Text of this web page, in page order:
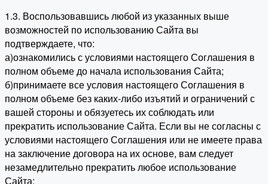
1.3. Воспользовавшись любой из указанных выше
возможностей по использованию Сайта вы
подтверждаете, что:
а)ознакомились с условиями настоящего Соглашения в
полном объеме до начала использования Сайта;
б)принимаете все условия настоящего Соглашения в
полном объеме без каких-либо изъятий и ограничений с
вашей стороны и обязуетесь их соблюдать или
прекратить использование Сайта. Если вы не согласны с
условиями настоящего Соглашения или не имеете права
на заключение договора на их основе, вам следует
незамедлительно прекратить любое использование
Сайта;